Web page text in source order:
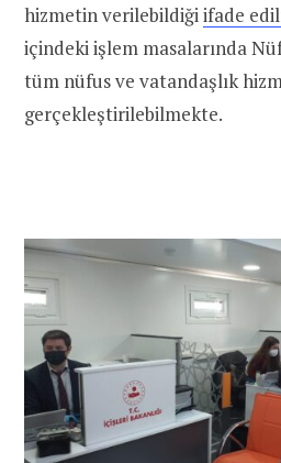
hizmetin verilebildiği ifade
içindeki işlem masalarında
tüm nüfus ve vatandaşlık
gerçekleştirilebilmekte.